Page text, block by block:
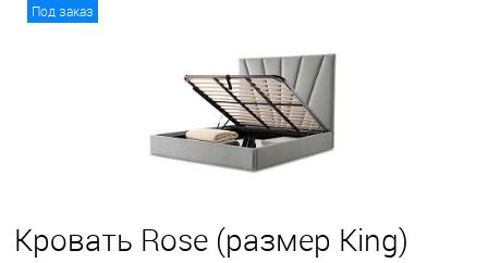
С классическим подъемным механизмом
Под заказ
Кровать Rose (размер King)